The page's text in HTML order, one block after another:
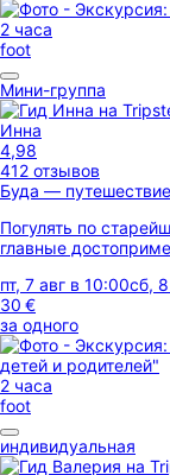
2 часа
foot
Мини-группа
Инна
4,98
412 отзывов
Буда —
Погулять по
главные
пт, 7 авг в 10:00сб,
30 €
за одного
2 часа
foot
индивидуальная